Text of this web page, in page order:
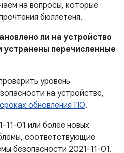
на вопросы, которые
бюллетеня.
ли на устройство
устранены перечисленные
уровень
на устройстве,
обновления ПО.
11-01 или более новых
соответствующие
безопасности 2021-11-01.